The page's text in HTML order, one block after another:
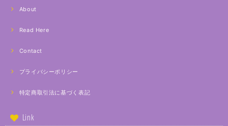
About
Read Here
Contact
プライバシーポリシー
特定商取引法に基づく表記
Link